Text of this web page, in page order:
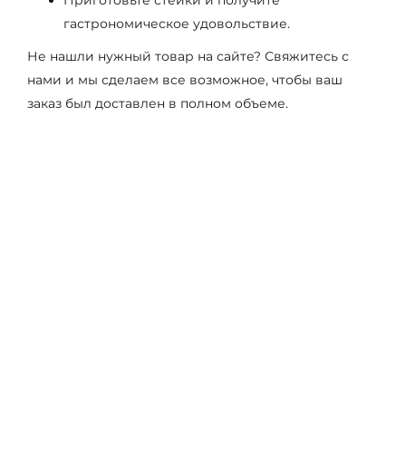
гастрономическое удовольствие.
Не нашли нужный товар на сайте? Свяжитесь с
нами и мы сделаем все возможное, чтобы ваш
заказ был доставлен в полном объеме.